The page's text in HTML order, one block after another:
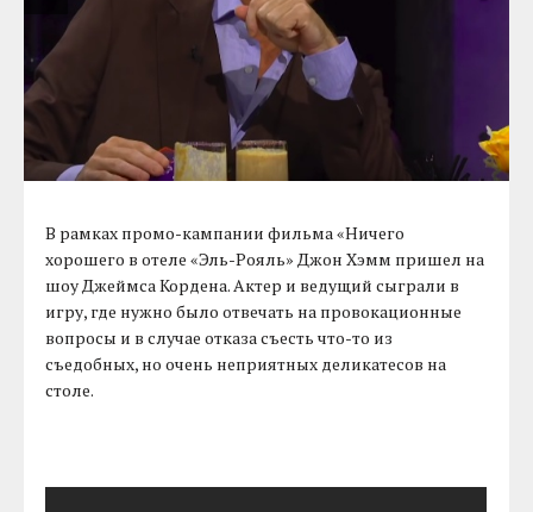
В рамках промо-кампании фильма «Ничего
хорошего в отеле «Эль-Рояль» Джон Хэмм пришел на
шоу Джеймса Кордена. Актер и ведущий сыграли в
игру, где нужно было отвечать на провокационные
вопросы и в случае отказа съесть что-то из
съедобных, но очень неприятных деликатесов на
столе.